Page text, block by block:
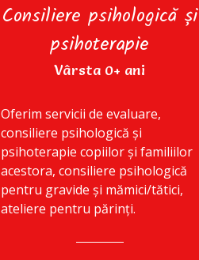
Consiliere psihologică și
psihoterapie
Vârsta 0+ ani
Oferim servicii de evaluare,
consiliere psihologică și
psihoterapie copiilor și familiilor
acestora, consiliere psihologică
pentru gravide și mămici/tătici,
ateliere pentru părinți.